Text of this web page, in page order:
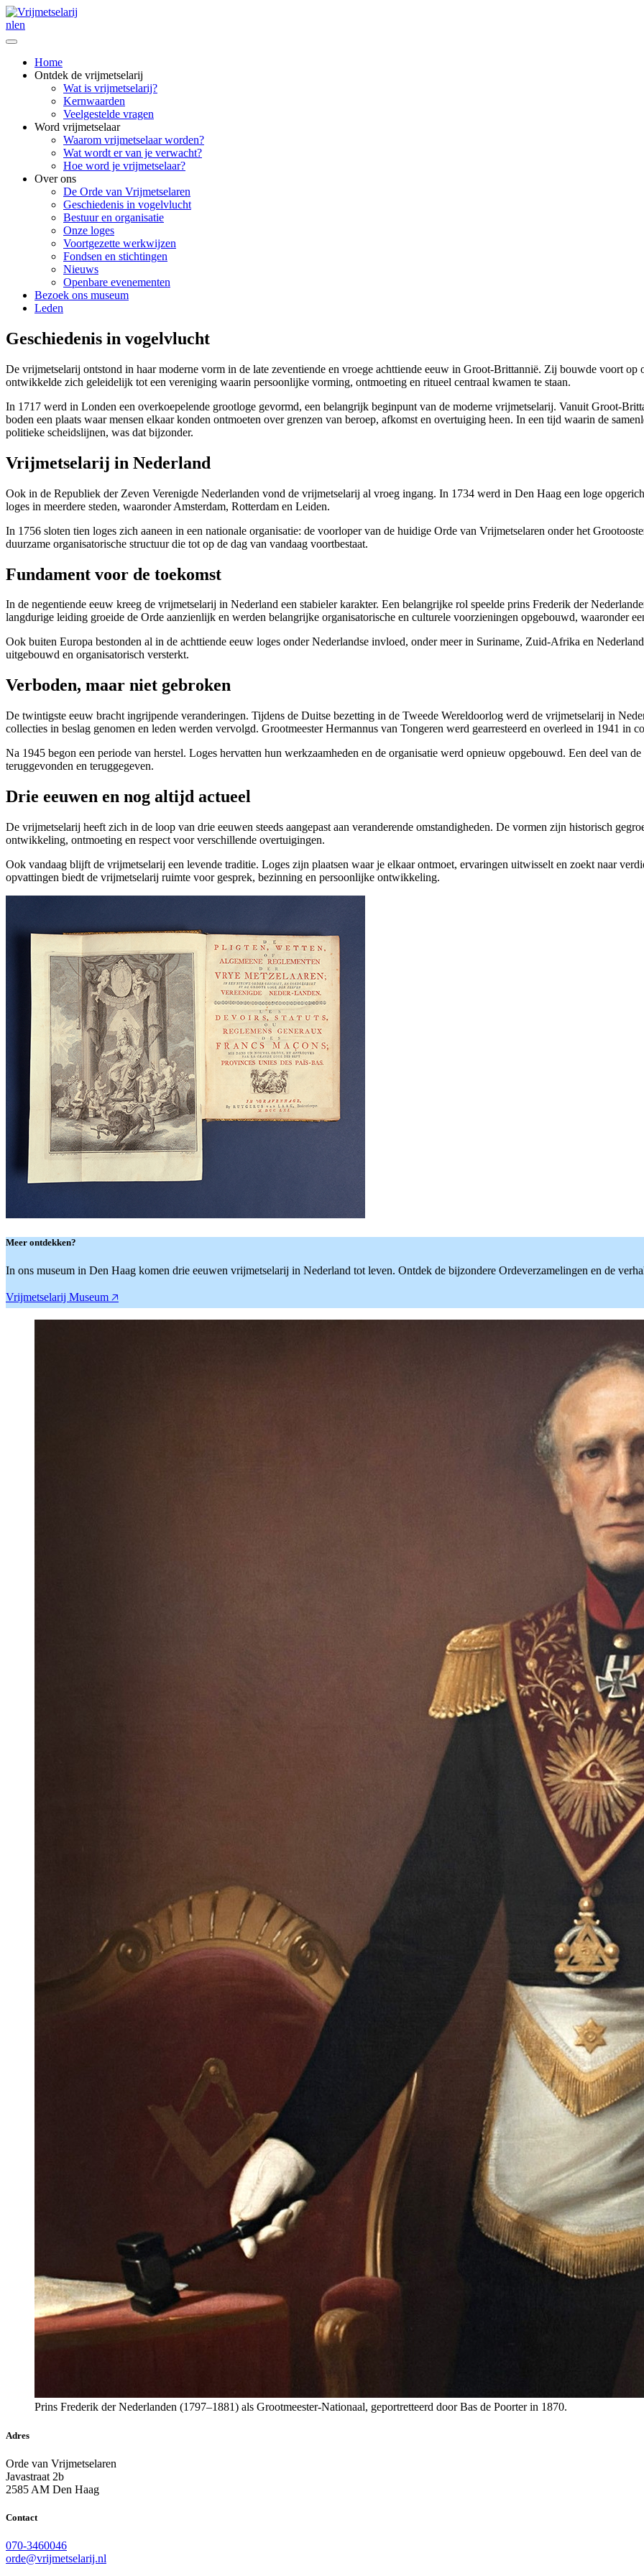
nlen
Home
Ontdek de vrijmetselarij
Wat is vrijmetselarij?
Kernwaarden
Veelgestelde vragen
Word vrijmetselaar
Waarom vrijmetselaar worden?
Wat wordt er van je verwacht?
Hoe word je vrijmetselaar?
Over ons
De Orde van Vrijmetselaren
Geschiedenis in vogelvlucht
Bestuur en organisatie
Onze loges
Voortgezette werkwijzen
Fondsen en stichtingen
Nieuws
Openbare evenementen
Bezoek ons museum
Leden
Geschiedenis in vogelvlucht
De vrijmetselarij ontstond in haar moderne vorm in de late zeventiende en vroege achttiende eeuw in Groot-Brittannië. Zij bouwde voort
ontwikkelde zich geleidelijk tot een vereniging waarin persoonlijke vorming, ontmoeting en ritueel centraal kwamen te staan.
In 1717 werd in Londen een overkoepelende grootloge gevormd, een belangrijk beginpunt van de moderne vrijmetselarij. Vanuit Groot-
boden een plaats waar mensen elkaar konden ontmoeten over grenzen van beroep, afkomst en overtuiging heen. In een tijd waarin de
politieke scheidslijnen, was dat bijzonder.
Vrijmetselarij in Nederland
Ook in de Republiek der Zeven Verenigde Nederlanden vond de vrijmetselarij al vroeg ingang. In 1734 werd in Den Haag een loge
loges in meerdere steden, waaronder Amsterdam, Rotterdam en Leiden.
In 1756 sloten tien loges zich aaneen in een nationale organisatie: de voorloper van de huidige Orde van Vrijmetselaren onder het
duurzame organisatorische structuur die tot op de dag van vandaag voortbestaat.
Fundament voor de toekomst
In de negentiende eeuw kreeg de vrijmetselarij in Nederland een stabieler karakter. Een belangrijke rol speelde prins Frederik der
langdurige leiding groeide de Orde aanzienlijk en werden belangrijke organisatorische en culturele voorzieningen opgebouwd, waaronder
Ook buiten Europa bestonden al in de achttiende eeuw loges onder Nederlandse invloed, onder meer in Suriname, Zuid-Afrika en
uitgebouwd en organisatorisch versterkt.
Verboden, maar niet gebroken
De twintigste eeuw bracht ingrijpende veranderingen. Tijdens de Duitse bezetting in de Tweede Wereldoorlog werd de vrijmetselarij in
collecties in beslag genomen en leden werden vervolgd. Grootmeester Hermannus van Tongeren werd gearresteerd en overleed in 1941 in
Na 1945 begon een periode van herstel. Loges hervatten hun werkzaamheden en de organisatie werd opnieuw opgebouwd. Een deel van
teruggevonden en teruggegeven.
Drie eeuwen en nog altijd actueel
De vrijmetselarij heeft zich in de loop van drie eeuwen steeds aangepast aan veranderende omstandigheden. De vormen zijn historisch
ontwikkeling, ontmoeting en respect voor verschillende overtuigingen.
Ook vandaag blijft de vrijmetselarij een levende traditie. Loges zijn plaatsen waar je elkaar ontmoet, ervaringen uitwisselt en zoekt naar
opvattingen biedt de vrijmetselarij ruimte voor gesprek, bezinning en persoonlijke ontwikkeling.
Meer ontdekken?
In ons museum in Den Haag komen drie eeuwen vrijmetselarij in Nederland tot leven. Ontdek de bijzondere Ordeverzamelingen en de
Vrijmetselarij Museum 🡥
Prins Frederik der Nederlanden (1797–1881) als Grootmeester-Nationaal, geportretteerd door Bas de Poorter in 1870.
Adres
Orde van Vrijmetselaren
Javastraat 2b
2585 AM Den Haag
Contact
070-3460046
orde@vrijmetselarij.nl